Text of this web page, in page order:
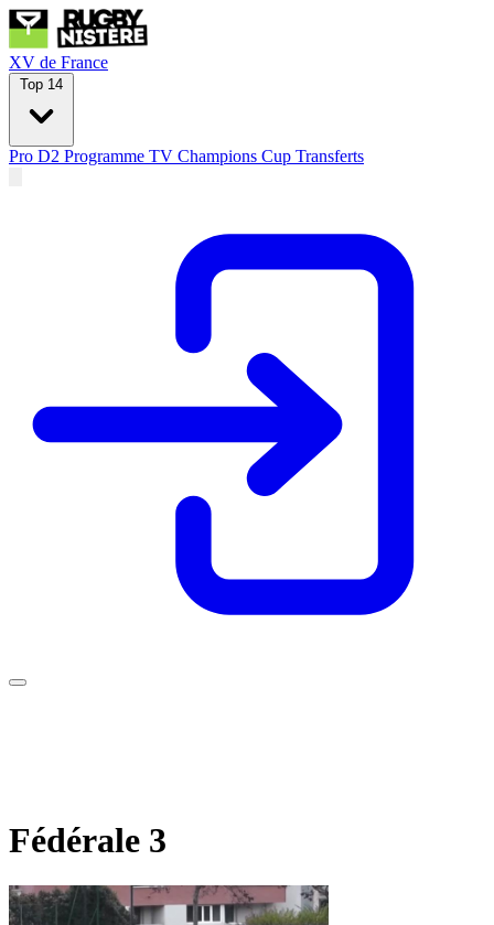
XV de France
Top 14
Pro D2 Programme TV Champions Cup Transferts
Fédérale 3